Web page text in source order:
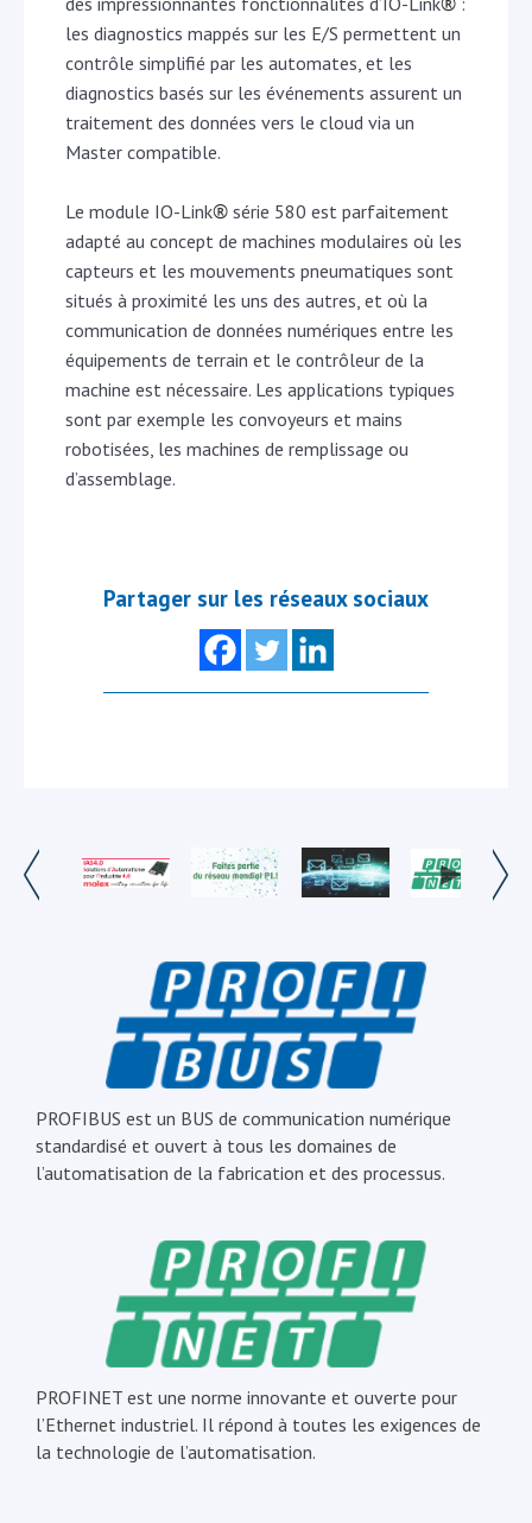
les diagnostics mappés sur les E/S permettent un
contrôle simplifié par les automates, et les
diagnostics basés sur les événements assurent un
traitement des données vers le cloud via un
Master compatible.
Le module IO-Link® série 580 est parfaitement
adapté au concept de machines modulaires où les
capteurs et les mouvements pneumatiques sont
situés à proximité les uns des autres, et où la
communication de données numériques entre les
équipements de terrain et le contrôleur de la
machine est nécessaire. Les applications typiques
sont par exemple les convoyeurs et mains
robotisées, les machines de remplissage ou
d’assemblage.
Partager sur les réseaux sociaux
PROFIBUS est un BUS de communication numérique
standardisé et ouvert à tous les domaines de
l’automatisation de la fabrication et des processus.
PROFINET est une norme innovante et ouverte pour
l’Ethernet industriel. Il répond à toutes les exigences de
la technologie de l’automatisation.